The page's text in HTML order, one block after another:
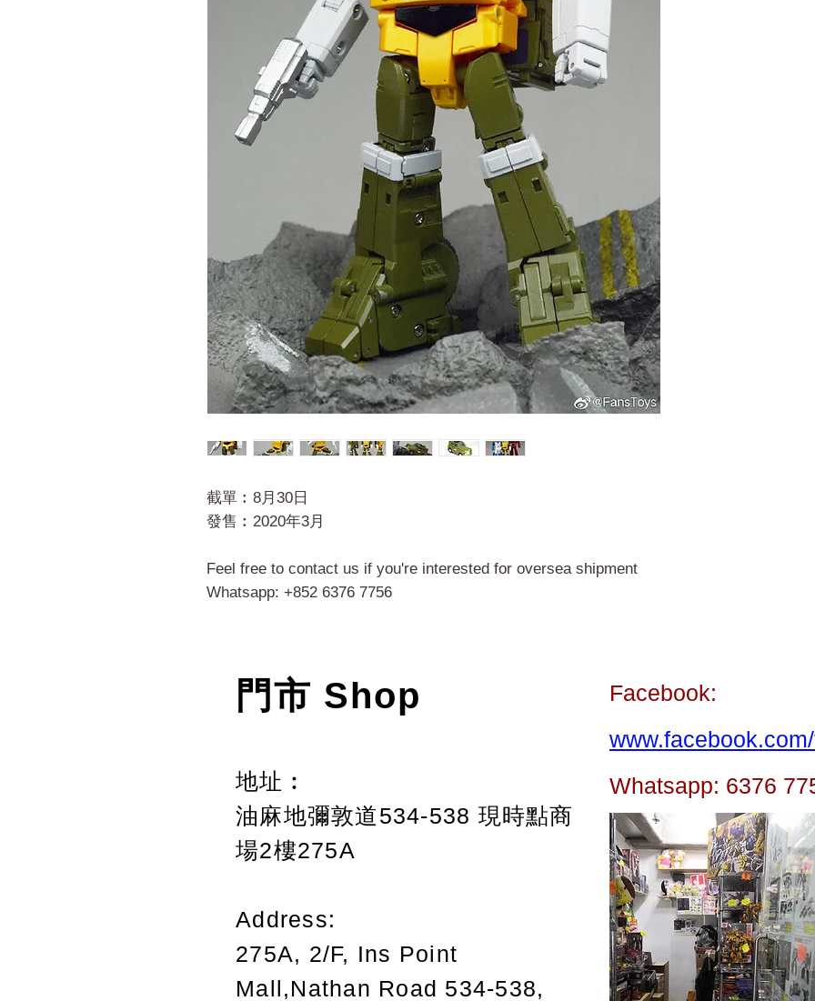
截單︰8月30日
發售︰2020年3月
Feel free to contact us if you're interested for oversea shipment
Whatsapp: +852 6376 7756
門市 Shop
地址︰
油麻地彌敦道534-538 現時點商
場2樓275A
Address:
275A, 2/F, Ins Point
Mall,Nathan Road 534-538,
Facebook:
Whatsapp: 6376